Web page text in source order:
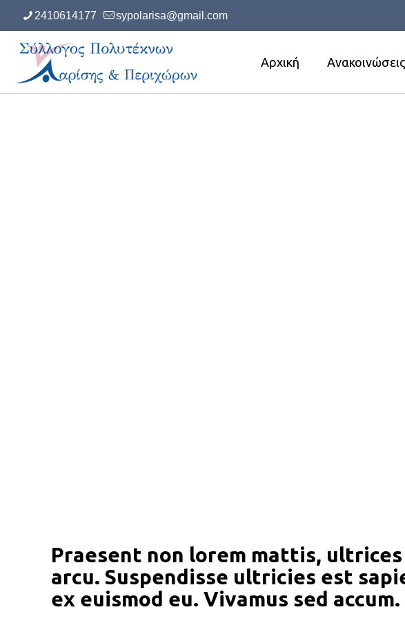
2410614177 sypolarisa@gmail.com
Αρχική Ανακοινώσεις
Praesent non lorem mattis,
arcu. Suspendisse ultricies est
ex euismod eu. Vivamus sed accum.